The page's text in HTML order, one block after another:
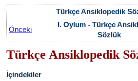
Türkçe Ansiklopedik
Önceki
I. Oylum - Türkçe
Sözlük
Türkçe Ansiklopedik
İçindekiler